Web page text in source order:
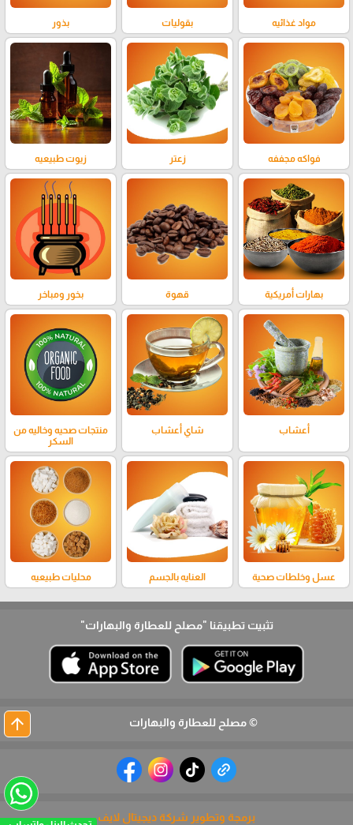
مواد غذائيه بقوليات بذور
فواكه مجففه زعتر زيوت طبيعيه
بهارات أمريكية قهوة بخور ومباخر
أعشاب شاي أعشاب
منتجات صحيه وخاليه من
السكر
عسل وخلطات صحية العنايه بالجسم محليات طبيعيه
تثبيت تطبيقنا "مصلح للعطارة والبهارات"
© مصلح للعطارة والبهارات arrow_upward
برمجة وتطوير شركة ديجيتال لايف